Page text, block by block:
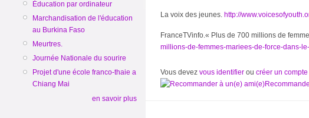
Éducation par ordinateur
Marchandisation de l'éducation
au Burkina Faso
Meurtres.
Journée Nationale du sourire
Projet d'une école franco-thaie a
Chiang Mai
en savoir plus
La voix des jeunes. http://
FranceTVinfo.« Plus de 700 millions de
millions-de-femmes-mariees-de-force-dans-
Vous devez vous identifier ou créer un compte